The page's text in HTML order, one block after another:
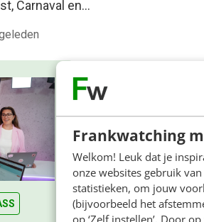
Frankwatching
Welkom! Leuk dat je
onze websites gebruik
statistieken, om jouw
(bijvoorbeeld het
Carnaval en…